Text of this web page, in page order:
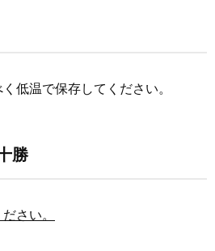
低温で保存してください。
勝
さい。